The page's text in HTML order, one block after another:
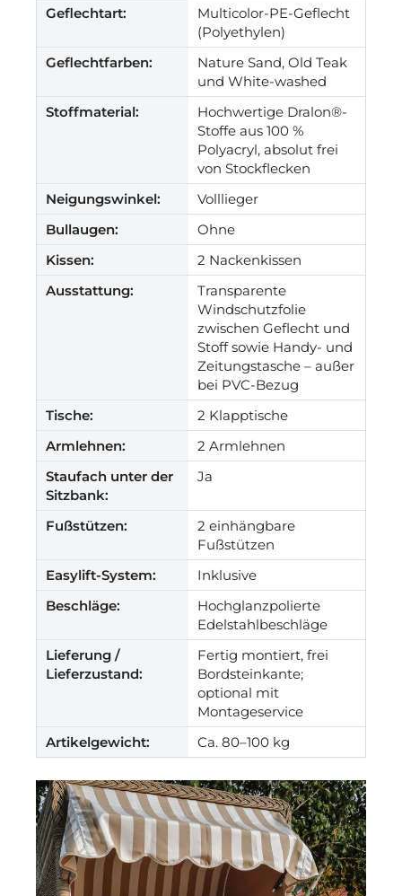
Geflechtart:
Multicolor-PE-Geflecht
(Polyethylen)
Geflechtfarben:
Nature Sand, Old Teak
und White-washed
Stoffmaterial:
Hochwertige Dralon®-
Stoffe aus 100 %
Polyacryl, absolut frei
von Stockflecken
Neigungswinkel:
Volllieger
Bullaugen:
Ohne
Kissen:
2 Nackenkissen
Ausstattung:
Transparente
Windschutzfolie
zwischen Geflecht und
Stoff sowie Handy- und
Zeitungstasche – außer
bei PVC-Bezug
Tische:
2 Klapptische
Armlehnen:
2 Armlehnen
Staufach unter der
Sitzbank:
Ja
Fußstützen:
2 einhängbare
Fußstützen
Easylift-System:
Inklusive
Beschläge:
Hochglanzpolierte
Edelstahlbeschläge
Lieferung /
Lieferzustand:
Fertig montiert, frei
Bordsteinkante;
optional mit
Montageservice
Artikelgewicht:
Ca. 80–100 kg